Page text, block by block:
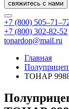
свяжитесь с нами
+7 (800)
+7 (800) 302-82-52
tonardon@mail.ru
Главная
ТОНАР